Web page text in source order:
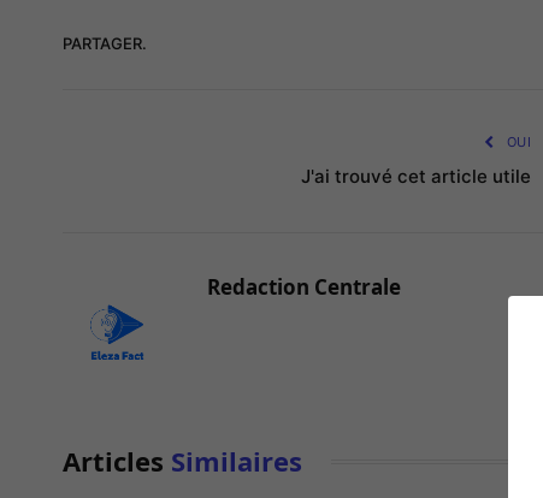
PARTAGER.
OUI
J'ai trouvé cet article utile
Redaction Centrale
Articles Similaires